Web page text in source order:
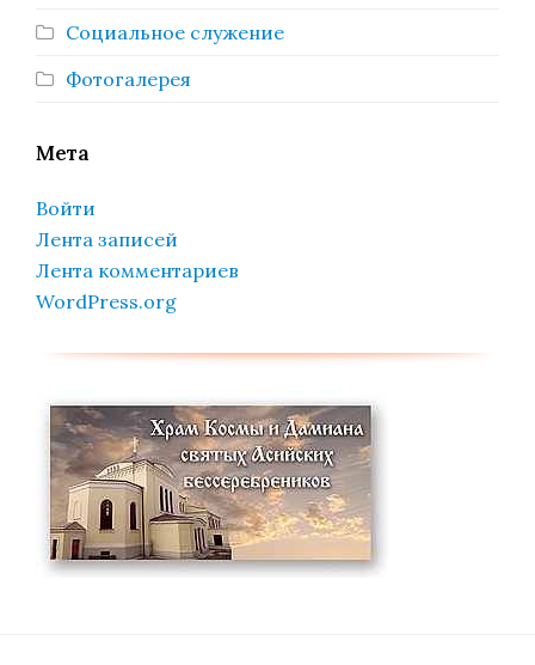
Социальное служение
Фотогалерея
Мета
Войти
Лента записей
Лента комментариев
WordPress.org